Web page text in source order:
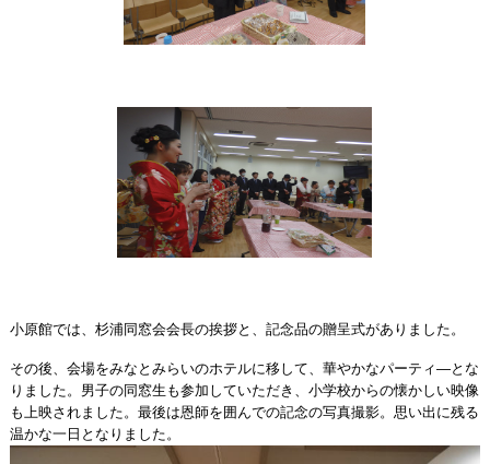
小原館では、杉浦同窓会会長の挨拶と、記念品の贈呈式がありました。
その後、会場をみなとみらいのホテルに移して、華やかなパーティ―とな
りました。男子の同窓生も参加していただき、小学校からの懐かしい映像
も上映されました。最後は恩師を囲んでの記念の写真撮影。思い出に残る
温かな一日となりました。